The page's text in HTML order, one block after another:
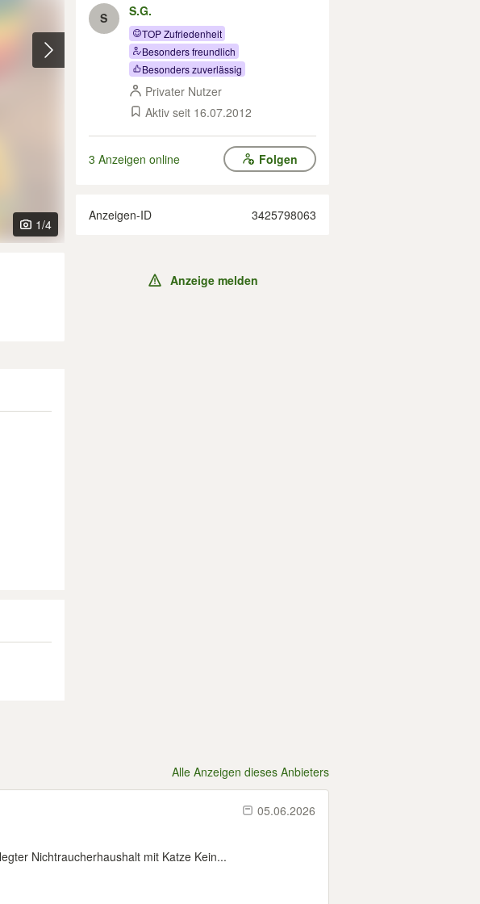
1/4
S S.G.
TOP Zufriedenheit
Besonders freundlich
Besonders zuverlässig
Privater Nutzer
Aktiv seit 16.07.2012
3 Anzeigen online Folgen
Anzeigen-ID 3425798063
Anzeige melden
Alle Anzeigen dieses Anbieters
05.06.2026
Nichtraucherhaushalt mit Katze Kein...